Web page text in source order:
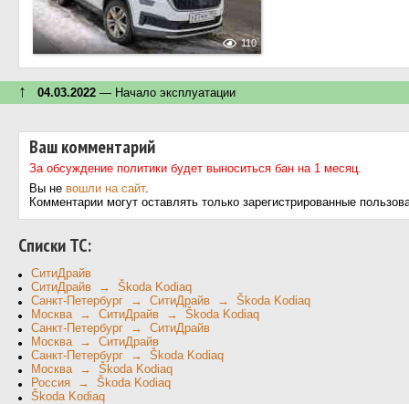
110
↑ 04.03.2022 — Начало эксплуатации
Ваш комментарий
За обсуждение политики будет выноситься бан на 1 месяц.
Вы не вошли на сайт.
Комментарии могут оставлять только зарегистрированные
Cписки ТС:
СитиДрайв
СитиДрайв → Škoda Kodiaq
Санкт-Петербург → СитиДрайв → Škoda Kodiaq
Москва → СитиДрайв → Škoda Kodiaq
Санкт-Петербург → СитиДрайв
Москва → СитиДрайв
Санкт-Петербург → Škoda Kodiaq
Москва → Škoda Kodiaq
Россия → Škoda Kodiaq
Škoda Kodiaq